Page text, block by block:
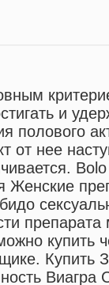
и
полового
от нее
Женские
купить
Купить
Виагра